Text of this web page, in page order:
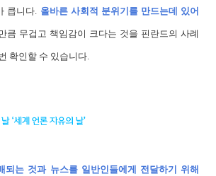
큽니다. 올바른 사회적 분위기를 만드는데 있어
큼 무겁고 책임감이 크다는 것을 핀란드의 사례
확인할 수 있습니다.
되는 것과 뉴스를 일반인들에게 전달하기 위해